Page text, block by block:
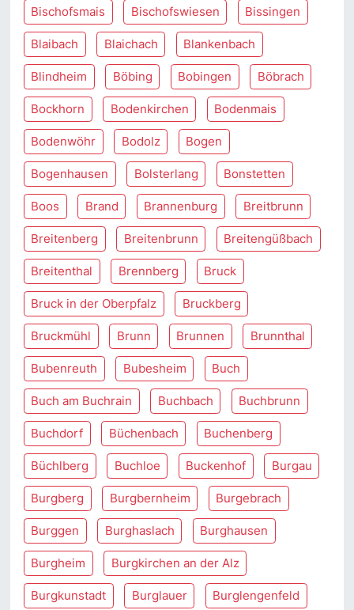
Bischofsmais Bischofswiesen Bissingen
Blaibach Blaichach Blankenbach
Blindheim Böbing Bobingen Böbrach
Bockhorn Bodenkirchen Bodenmais
Bodenwöhr Bodolz Bogen
Bogenhausen Bolsterlang Bonstetten
Boos Brand Brannenburg Breitbrunn
Breitenberg Breitenbrunn Breitengüßbach
Breitenthal Brennberg Bruck
Bruck in der Oberpfalz Bruckberg
Bruckmühl Brunn Brunnen Brunnthal
Bubenreuth Bubesheim Buch
Buch am Buchrain Buchbach Buchbrunn
Buchdorf Büchenbach Buchenberg
Büchlberg Buchloe Buckenhof Burgau
Burgberg Burgbernheim Burgebrach
Burggen Burghaslach Burghausen
Burgheim Burgkirchen an der Alz
Burgkunstadt Burglauer Burglengenfeld